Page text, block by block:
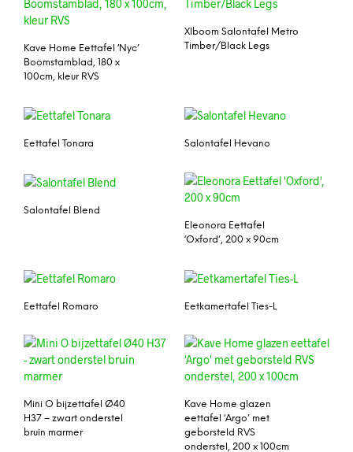
Kave Home Eettafel ‘Nyc’
Boomstamblad, 180 x
100cm, kleur RVS
Xlboom Salontafel Metro
Timber/Black Legs
Eettafel Tonara Salontafel Hevano
Salontafel Blend
Eleonora Eettafel
‘Oxford’, 200 x 90cm
Eettafel Romaro Eetkamertafel Ties-L
Mini O bijzettafel Ø40
H37 – zwart onderstel
bruin marmer
Kave Home glazen
eettafel ‘Argo’ met
geborsteld RVS
onderstel, 200 x 100cm